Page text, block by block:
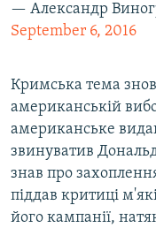
— Александр
September 6, 2016
Кримська тема
американській
американське
звинуватив
знав про
піддав критиці
його кампанії,